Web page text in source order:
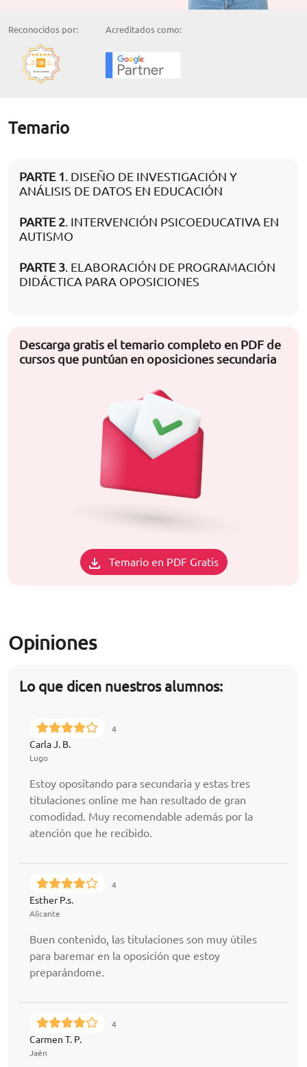
Reconocidos por: Acreditados como:
Temario
PARTE 1. DISEÑO DE INVESTIGACIÓN Y
ANÁLISIS DE DATOS EN EDUCACIÓN
PARTE 2. INTERVENCIÓN PSICOEDUCATIVA EN
AUTISMO
PARTE 3. ELABORACIÓN DE PROGRAMACIÓN
DIDÁCTICA PARA OPOSICIONES
Descarga gratis el temario completo en PDF de
cursos que puntúan en oposiciones secundaria
Temario en PDF Gratis
Opiniones
Lo que dicen nuestros alumnos:
4
Carla J. B.
Lugo
Estoy opositando para secundaria y estas tres
titulaciones online me han resultado de gran
comodidad. Muy recomendable además por la
atención que he recibido.
4
Esther P.s.
Alicante
Buen contenido, las titulaciones son muy útiles
para baremar en la oposición que estoy
preparándome.
4
Carmen T. P.
Jaén